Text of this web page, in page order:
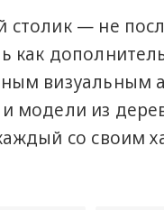
столик — не
как
визуальным
модели из
со своим